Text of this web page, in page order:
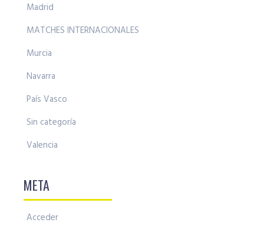
Madrid
MATCHES INTERNACIONALES
Murcia
Navarra
País Vasco
Sin categoría
Valencia
META
Acceder